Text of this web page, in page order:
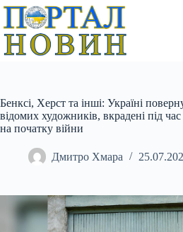
Перейти
вмісту
Бенксі, Херст та інші: Україні
відомих художників, вкрадені під час
на початку війни
Дмитро Хмара